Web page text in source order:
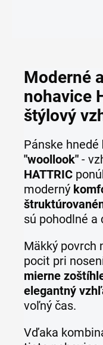
Moderné
nohavice
štýlový
Pánske hnedé
"woollook" -
HATTRIC
moderný
sú pohodlné a
Mäkký povrch
pocit pri
mierne
elegantný
voľný čas.
Vďaka